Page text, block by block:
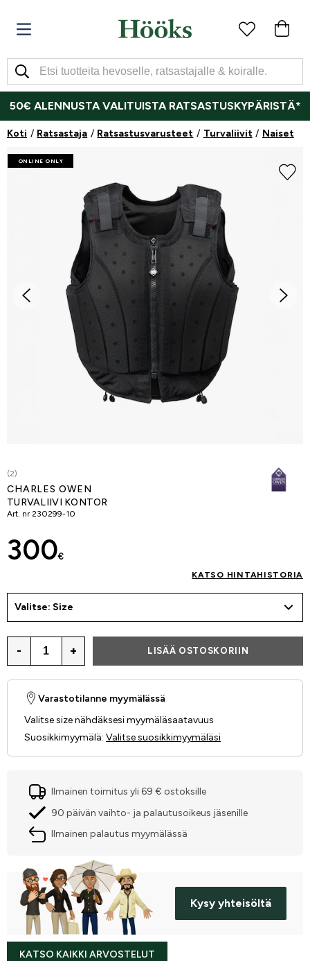
50€ ALENNUSTA VALITUISTA RATSASTUSKYPÄRISTÄ*
Koti Ratsastaja Ratsastusvarusteet Turvaliivit Naiset
ONLINE ONLY
(2)
CHARLES OWEN
TURVALIIVI KONTOR
Art. nr 230299-10
300€
KATSO HINTAHISTORIA
Valitse: Size
- + LISÄÄ OSTOSKORIIN
Varastotilanne myymälässä
Valitse size nähdäksesi myymäläsaatavuus
Suosikkimyymälä: Valitse suosikkimyymäläsi
Ilmainen toimitus yli 69 € ostoksille
90 päivän vaihto- ja palautusoikeus jäsenille
Ilmainen palautus myymälässä
Kysy yhteisöltä
KATSO KAIKKI ARVOSTELUT